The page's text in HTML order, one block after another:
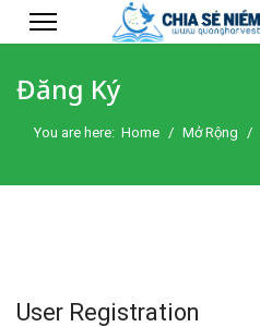
Đăng Ký
You are here: Home Mở Rộng
User Registration